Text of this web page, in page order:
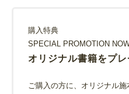
購入特典
SPECIAL PROMOTION
オリジナル書籍をプレ
ご購入の方に、オリジナル